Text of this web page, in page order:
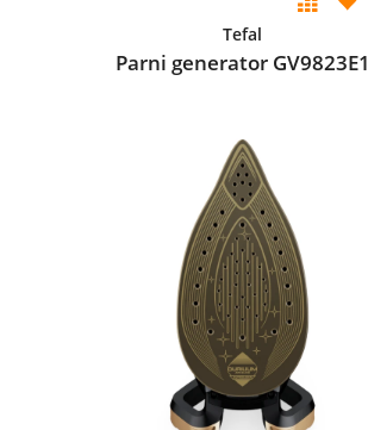
Tefal
Parni generator GV9823E1